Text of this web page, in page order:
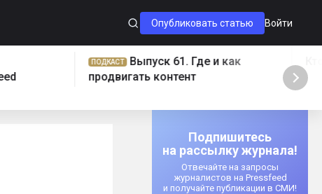
Опубликовать статью Войти
Выпуск 61. Где и как
продвигать контент
Подпишитесь
на рассылку журнала!
Отвечайте на запросы
журналистов на Pressfeed
и получайте публикации в СМИ!